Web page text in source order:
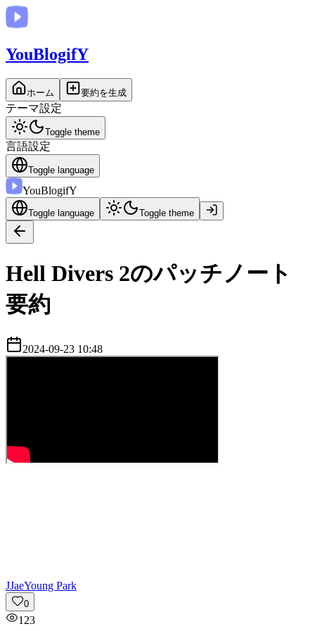
YouBlogifY
ホーム 要約を生成
テーマ設定
Toggle theme
言語設定
Toggle language
YouBlogifY
Toggle language Toggle theme
Hell Divers 2のパッチノート
要約
2024-09-23 10:48
JJaeYoung Park
0
123